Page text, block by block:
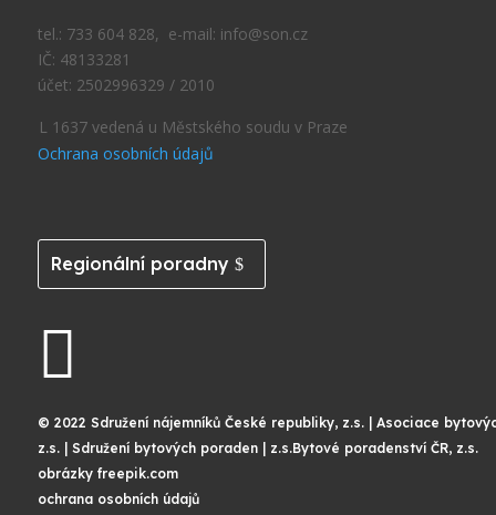
tel.: 733 604 828, e-mail: info@son.cz
IČ: 48133281
účet: 2502996329 / 2010
L 1637 vedená u Městského soudu v Praze
Ochrana osobních údajů
Regionální poradny

© 2022 Sdružení nájemníků České republiky, z.s. | Asociace
z.s. | Sdružení bytových poraden | z.s.Bytové poradenství ČR, z.s.
obrázky freepik.com
ochrana osobních údajů